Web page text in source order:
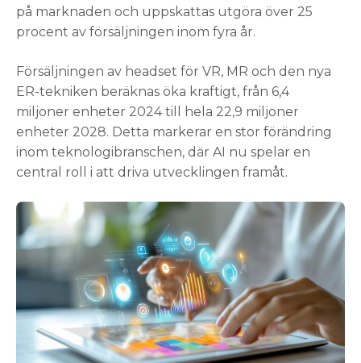
på marknaden och uppskattas utgöra över 25
procent av försäljningen inom fyra år.
Försäljningen av headset för VR, MR och den nya
ER-tekniken beräknas öka kraftigt, från 6,4
miljoner enheter 2024 till hela 22,9 miljoner
enheter 2028. Detta markerar en stor förändring
inom teknologibranschen, där AI nu spelar en
central roll i att driva utvecklingen framåt.